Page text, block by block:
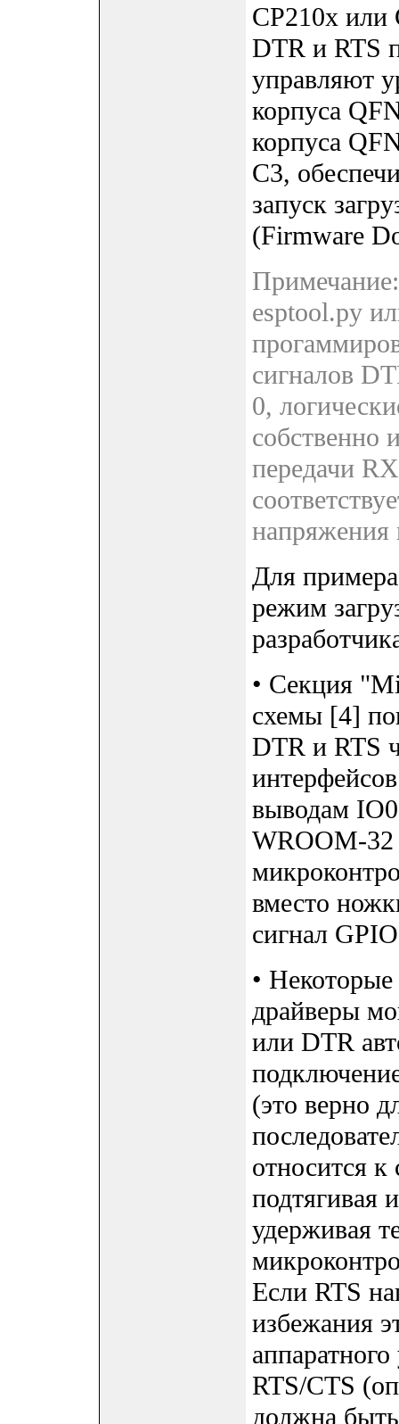
CP210x или
DTR и RTS
управляют
корпуса
корпуса
C3,
запуск
(Firmware
Примечание:
esptool.py
сигналов
0,
собственно
передачи
напряжения
Для
режим
• Секция
схемы [4]
DTR и RTS
выводам
WROOM-32
вместо
сигнал
•
драйверы
или DTR
(это верно
относится
подтягивая
удерживая
Если RTS
избежания
RTS/CTS
должна